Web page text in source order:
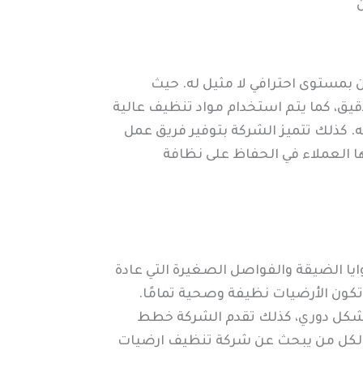
بمستوى احترافي لا مثيل له. حيث
كما يتم استخدام مواد تنظيف عالية
كذلك تتميز الشركة بتوفير فريق عمل
العملاء في الحفاظ على نظافة
الضيقة والفواصل الصغيرة التي عادة
الأرضيات نظيفة وصحية تمامًا.
دوري، كذلك تقدم الشركة خطط
لكل من يبحث عن شركة تنظيف ارضيات